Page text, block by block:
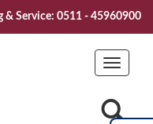
2026" Vive la
& Service: 0511 - 45960900
Toggle